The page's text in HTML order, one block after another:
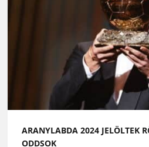
ARANYLABDA 2024 JELÖLTEK
ODDSOK